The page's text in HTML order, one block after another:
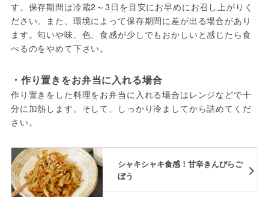
す。保存期間は冷蔵2～3日を目安にお早めにお召し上がりく
ださい。また、環境によって保存期間に差が出る場合があり
ます。匂いや味、色、食感が少しでもおかしいと感じたら食
べるのをやめて下さい。
・作り置きをお弁当に入れる場合
作り置きをした料理をお弁当に入れる場合はレンジなどで十
分に加熱します。そして、しっかり冷ましてから詰めてくだ
さい。
シャキシャキ食感！甘辛きんぴらご
ぼう